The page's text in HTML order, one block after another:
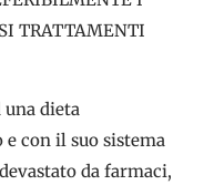
TRATTAMENTI
una dieta
con il suo sistema
da farmaci,